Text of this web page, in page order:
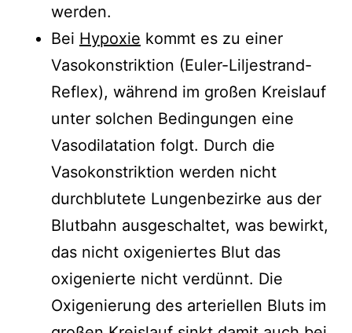
werden.
Bei Hypoxie kommt es zu einer
Vasokonstriktion (Euler-Liljestrand-
Reflex), während im großen Kreislauf
unter solchen Bedingungen eine
Vasodilatation folgt. Durch die
Vasokonstriktion werden nicht
durchblutete Lungenbezirke aus der
Blutbahn ausgeschaltet, was bewirkt,
das nicht oxigeniertes Blut das
oxigenierte nicht verdünnt. Die
Oxigenierung des arteriellen Bluts im